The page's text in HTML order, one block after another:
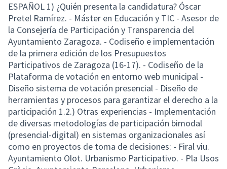
ESPAÑOL 1) ¿Quién presenta la candidatura? Óscar
Pretel Ramírez. - Máster en Educación y TIC - Asesor de
la Consejería de Participación y Transparencia del
Ayuntamiento Zaragoza. - Codiseño e implementación
de la primera edición de los Presupuestos
Participativos de Zaragoza (16-17). - Codiseño de la
Plataforma de votación en entorno web municipal -
Diseño sistema de votación presencial - Diseño de
herramientas y procesos para garantizar el derecho a la
participación 1.2.) Otras experiencias - Implementación
de diversas metodologías de participación bimodal
(presencial-digital) en sistemas organizacionales así
como en proyectos de toma de decisiones: - Firal viu.
Ayuntamiento Olot. Urbanismo Participativo. - Pla Usos